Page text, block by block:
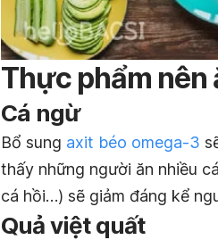
Thực phẩm nên
Cá ngừ
Bổ sung axit béo omega-3
thấy những người ăn nhiều
cá hồi…) sẽ giảm đáng kể
Quả việt quất